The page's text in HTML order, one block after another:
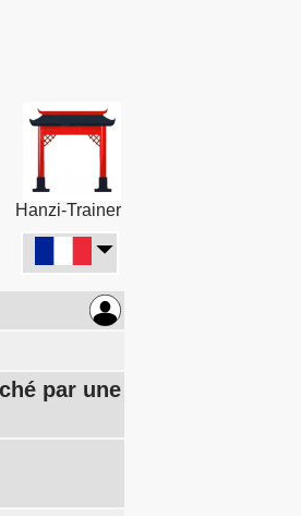
Hanzi-Trainer
par une